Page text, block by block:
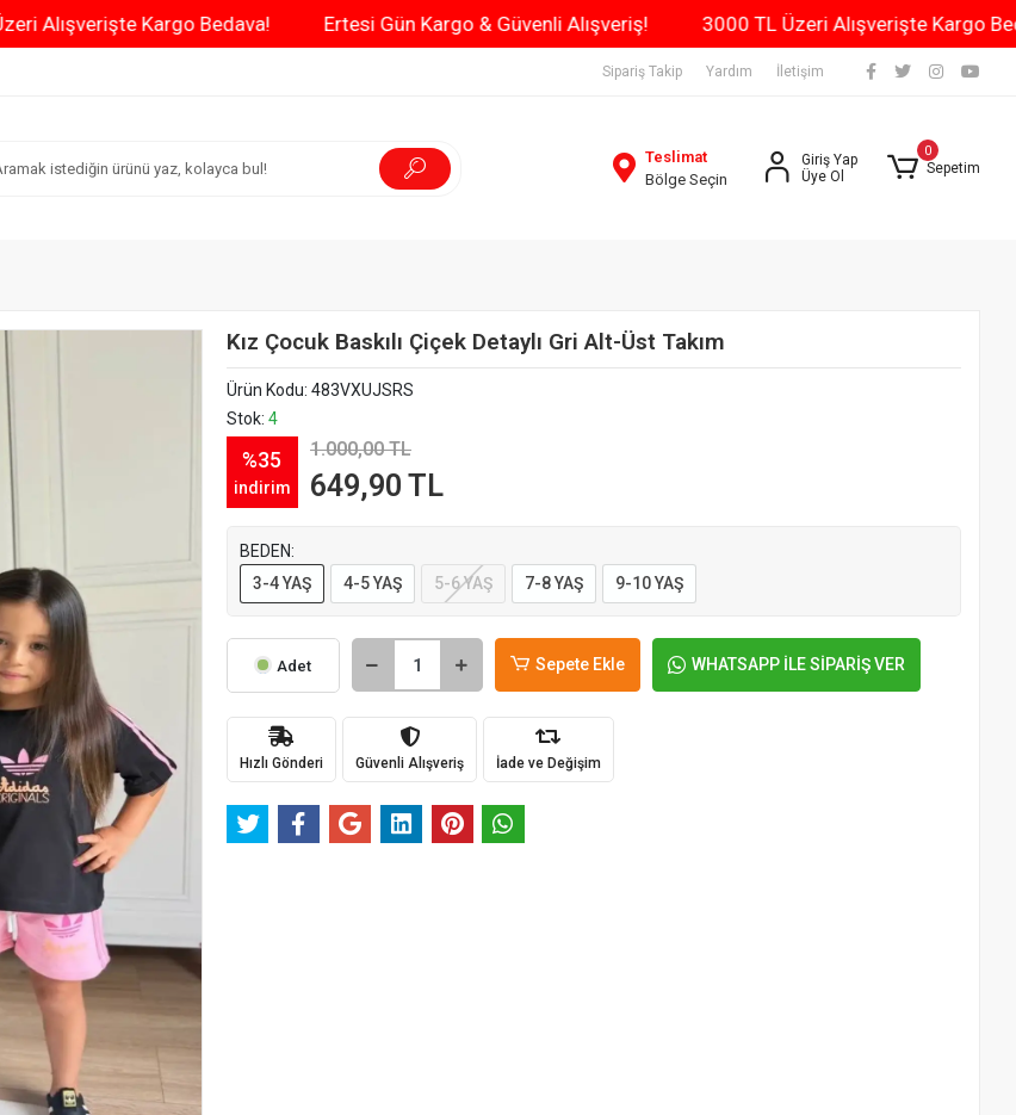
3000 TL Üzeri Alışverişte Kargo Bedava! Ertesi Gün Kargo & Güvenli Alışveriş! 3000 TL Üzeri
Sipariş Takip Yardım İletişim
Teslimat
Bölge Seçin
Giriş Yap
Üye Ol
0
Sepetim
Kız Çocuk Baskılı Çiçek Detaylı Gri Alt-Üst Takım
Ürün Kodu: 483VXUJSRS
Stok: 4
%35
indirim
1.000,00 TL
649,90 TL
BEDEN:
3-4 YAŞ
4-5 YAŞ 5-6 YAŞ 7-8 YAŞ 9-10 YAŞ
Adet Sepete Ekle WHATSAPP İLE SİPARİŞ VER
Hızlı Gönderi Güvenli Alışveriş İade ve Değişim